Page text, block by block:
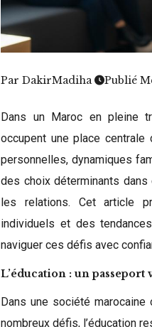
ParDakirMadiha Publié
Dans un Maroc en pleine
occupent une place centrale
personnelles, dynamiques
des choix déterminants
les relations. Cet article
individuels et des
naviguer ces défis avec
L’éducation : un passeport
Dans une société
nombreux défis, l’éducation